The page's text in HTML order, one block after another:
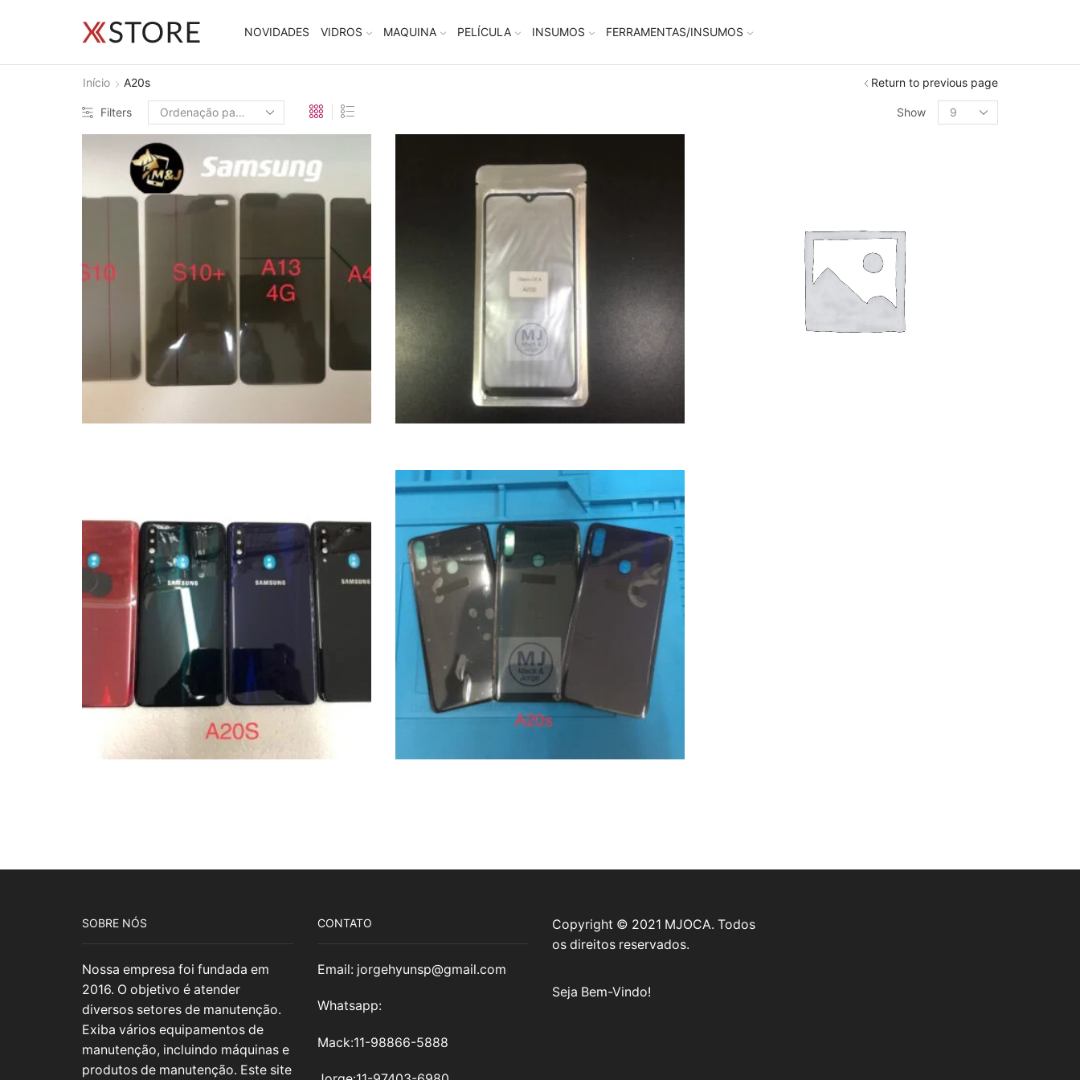
NOVIDADES VIDROS MAQUINA PELÍCULA INSUMOS FERRAMENTAS/INSUMOS
Início A20s Return to previous page
Filters Show
SOBRE NÓS
Nossa empresa foi fundada em
2016. O objetivo é atender
diversos setores de manutenção.
Exiba vários equipamentos de
manutenção, incluindo máquinas e
produtos de manutenção. Este site
CONTATO
Email: jorgehyunsp@gmail.com
Whatsapp:
Mack:11-98866-5888
Copyright © 2021 MJOCA. Todos
os direitos reservados.
Seja Bem-Vindo!